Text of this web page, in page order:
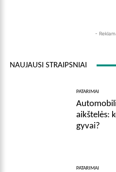
-
NAUJAUSI STRAIPSNIAI
PATARIMAI
aikštelės:
gyvai?
PATARIMAI